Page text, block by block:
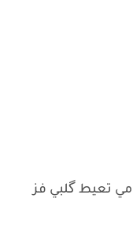
تعيط گلبي فز